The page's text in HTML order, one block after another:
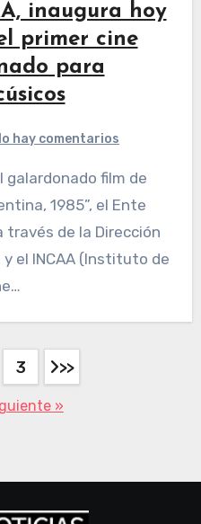
inaugura hoy
primer cine
para
hay comentarios
1985”, el Ente
través de la Dirección
el INCAA (Instituto de
3
»